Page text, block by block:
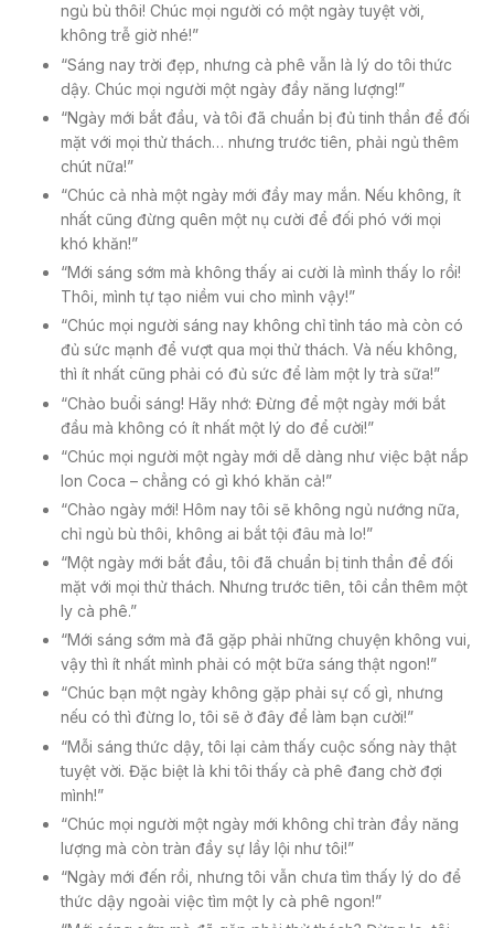
ngủ bù thôi! Chúc mọi người có một ngày tuyệt vời,
không trễ giờ nhé!”
“Sáng nay trời đẹp, nhưng cà phê vẫn là lý do tôi thức
dậy. Chúc mọi người một ngày đầy năng lượng!”
“Ngày mới bắt đầu, và tôi đã chuẩn bị đủ tinh thần để đối
mặt với mọi thử thách… nhưng trước tiên, phải ngủ thêm
chút nữa!”
“Chúc cả nhà một ngày mới đầy may mắn. Nếu không, ít
nhất cũng đừng quên một nụ cười để đối phó với mọi
khó khăn!”
“Mới sáng sớm mà không thấy ai cười là mình thấy lo rồi!
Thôi, mình tự tạo niềm vui cho mình vậy!”
“Chúc mọi người sáng nay không chỉ tỉnh táo mà còn có
đủ sức mạnh để vượt qua mọi thử thách. Và nếu không,
thì ít nhất cũng phải có đủ sức để làm một ly trà sữa!”
“Chào buổi sáng! Hãy nhớ: Đừng để một ngày mới bắt
đầu mà không có ít nhất một lý do để cười!”
“Chúc mọi người một ngày mới dễ dàng như việc bật nắp
lon Coca – chẳng có gì khó khăn cả!”
“Chào ngày mới! Hôm nay tôi sẽ không ngủ nướng nữa,
chỉ ngủ bù thôi, không ai bắt tội đâu mà lo!”
“Một ngày mới bắt đầu, tôi đã chuẩn bị tinh thần để đối
mặt với mọi thử thách. Nhưng trước tiên, tôi cần thêm một
ly cà phê.”
“Mới sáng sớm mà đã gặp phải những chuyện không vui,
vậy thì ít nhất mình phải có một bữa sáng thật ngon!”
“Chúc bạn một ngày không gặp phải sự cố gì, nhưng
nếu có thì đừng lo, tôi sẽ ở đây để làm bạn cười!”
“Mỗi sáng thức dậy, tôi lại cảm thấy cuộc sống này thật
tuyệt vời. Đặc biệt là khi tôi thấy cà phê đang chờ đợi
mình!”
“Chúc mọi người một ngày mới không chỉ tràn đầy năng
lượng mà còn tràn đầy sự lầy lội như tôi!”
“Ngày mới đến rồi, nhưng tôi vẫn chưa tìm thấy lý do để
thức dậy ngoài việc tìm một ly cà phê ngon!”